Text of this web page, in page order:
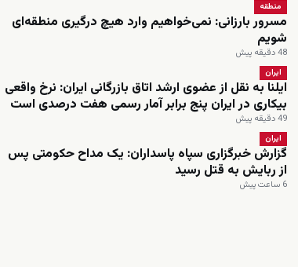
منطقه
مسرور بارزانی: نمی‌خواهیم وارد هیچ درگیری منطقه‌ای
شویم
48 دقیقه پیش
ایران
ایلنا به نقل از عضوی ارشد اتاق بازرگانی ایران: نرخ واقعی
بیکاری در ایران پنج برابر آمار رسمی هفت درصدی است
49 دقیقه پیش
ایران
گزارش خبرگزاری سپاه پاسداران: یک مداح حکومتی پس
از ربایش به قتل رسید
6 ساعت پیش